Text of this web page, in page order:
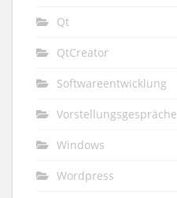
Qt
QtCreator
Softwareentwicklung
Vorstellungsgespräche
Windows
Wordpress